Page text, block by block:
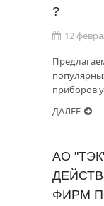
?
12
приборов
ДАЛЕЕ
АО
ФИРМ